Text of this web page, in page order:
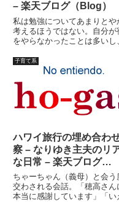
– 楽天ブログ（Blog）
私は勉強についてあまりとや
考えるほうではない。自分が
をやらなかったことは多いし
ではないという観念がどうし
抜けない。妻には、「アナタ
来が良かっただけ、勉強しな
ばダメな子供もいるの」とい
れ...
子育て系
ハワイ旅行の埋め合わ
察 – なりゆき主夫のリ
な日常 – 楽天ブログ
（Blog）
ちゃーちゃん（義母）と会う
交わされる会話。「穂高さん
本当に感謝しています」「い